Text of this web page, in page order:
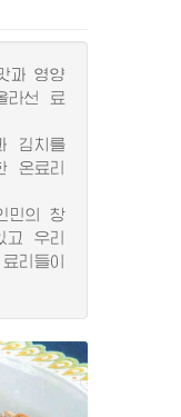
과 영양
라선 료
김치를
온료리
민의 창
고 우리
리들이